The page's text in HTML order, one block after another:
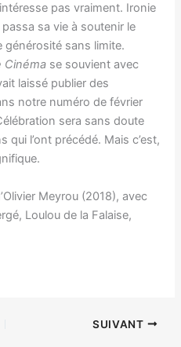
pas vraiment. Ironie
sa vie à soutenir le
générosité sans limite.
Cinéma se souvient avec
laissé publier des
notre numéro de février
sera sans doute
l’ont précédé. Mais c’est,
Meyrou (2018), avec
Loulou de la Falaise,
SUIVANT